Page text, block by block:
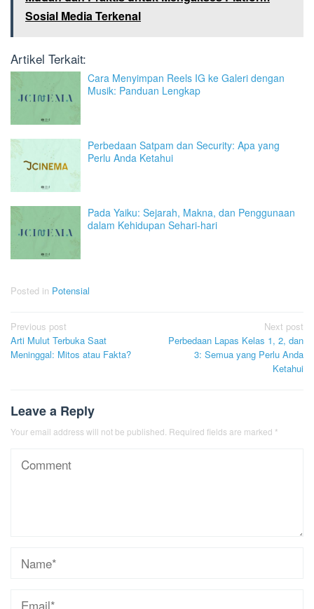
Sosial Media Terkenal
Artikel Terkait:
Cara Menyimpan Reels IG ke Galeri dengan
Musik: Panduan Lengkap
Perbedaan Satpam dan Security: Apa yang
Perlu Anda Ketahui
Pada Yaiku: Sejarah, Makna, dan Penggunaan
dalam Kehidupan Sehari-hari
Posted in Potensial
Post
navigation
Previous post
Arti Mulut Terbuka Saat
Meninggal: Mitos atau Fakta?
Next post
Perbedaan Lapas Kelas 1, 2, dan
3: Semua yang Perlu Anda
Ketahui
Leave a Reply
Your email address will not be published. Required fields are marked *